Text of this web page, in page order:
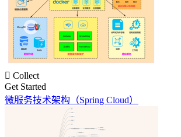
 Collect
Get Started
微服务技术架构（Spring Cloud）